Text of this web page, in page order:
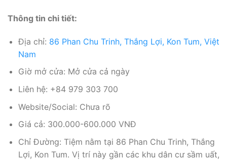
Thông tin chi tiết:
Địa chỉ: 86 Phan Chu Trinh, Thắng Lợi, Kon Tum, Việt
Nam
Giờ mở cửa: Mở cửa cả ngày
Liên hệ: +84 979 303 700
Website/Social: Chưa rõ
Giá cả: 300.000-600.000 VNĐ
Chỉ Đường: Tiệm nằm tại 86 Phan Chu Trinh, Thắng
Lợi, Kon Tum. Vị trí này gần các khu dân cư sầm uất,